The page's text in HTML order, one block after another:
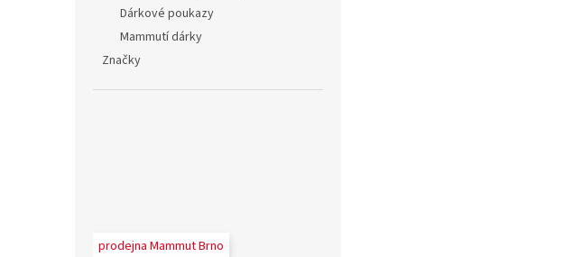
Dárkové poukazy
Mammutí dárky
Značky
prodejna Mammut Brno